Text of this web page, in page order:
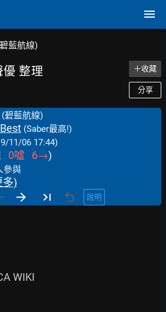
藍航線)
優 整理 ＋收藏
分享
(碧藍航線)
(Saber最高!)
11/06 17:44)
0噓 6→)
參與
多)
說明
WIKI